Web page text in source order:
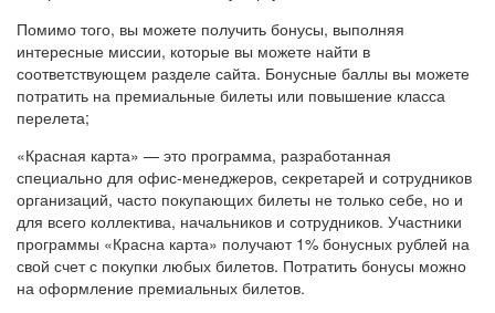
Помимо того, вы можете получить бонусы, выполняя
интересные миссии, которые вы можете найти в
соответствующем разделе сайта. Бонусные баллы вы можете
потратить на премиальные билеты или повышение класса
перелета;
«Красная карта» — это программа, разработанная
специально для офис-менеджеров, секретарей и сотрудников
организаций, часто покупающих билеты не только себе, но и
для всего коллектива, начальников и сотрудников. Участники
программы «Красна карта» получают 1% бонусных рублей на
свой счет с покупки любых билетов. Потратить бонусы можно
на оформление премиальных билетов.